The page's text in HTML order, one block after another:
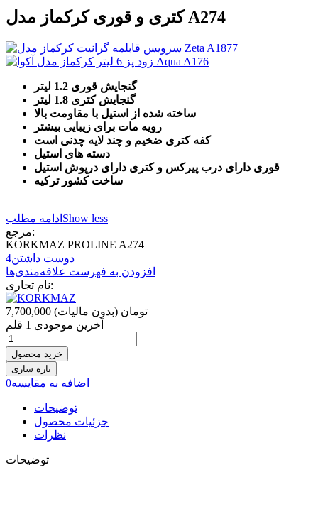
کتری و قوری کرکماز مدل A274
گنجایش قوری 1.2 لیتر
گنجایش کتری 1.8 لیتر
کفه کتری ضخیم و چند لایه چدنی است
ادامه مطلب Show less
مرجع:
KORKMAZ PROLINE A274
دوست داشتن4
افزودن به فهرست علاقه‌مندی‌ها
نام تجاری:
7,700,000 تومان (بدون مالیات)
آخرین موجودی 1 قلم
خرید محصول
اضافه به مقایسه0
توضیحات
جزئیات محصول
نظرات
توضیحات